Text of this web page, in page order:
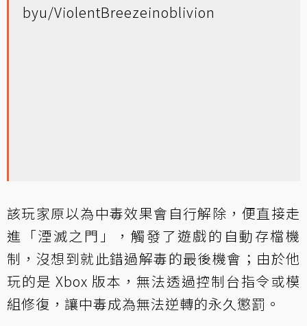
byu/ViolentBreezeinoblivion
該玩家原以為中毒效果會自行解除，便直接走
進「湮滅之門」，觸發了遊戲的自動存檔機
制，沒想到就此錯過解毒的最後機會；由於他
玩的是 Xbox 版本，無法透過控制台指令或模
組修復，讓中毒成為無法逆轉的永久懲罰。